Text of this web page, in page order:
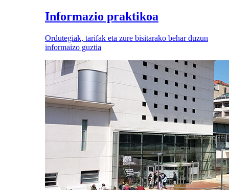
Informazio praktikoa
Ordutegiak, tarifak eta zure bisitarako behar duzun
informaizo guztia